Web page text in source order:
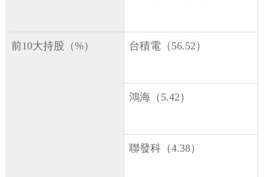
前10大持股（%） 台積電（56.52）
鴻海（5.42）
聯發科（4.38）